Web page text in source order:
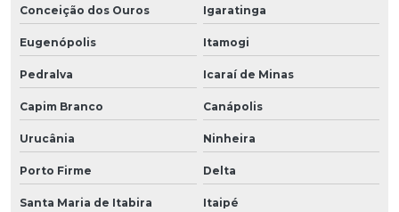
Conceição dos Ouros Igaratinga
Eugenópolis Itamogi
Pedralva Icaraí de Minas
Capim Branco Canápolis
Urucânia Ninheira
Porto Firme Delta
Santa Maria de Itabira Itaipé